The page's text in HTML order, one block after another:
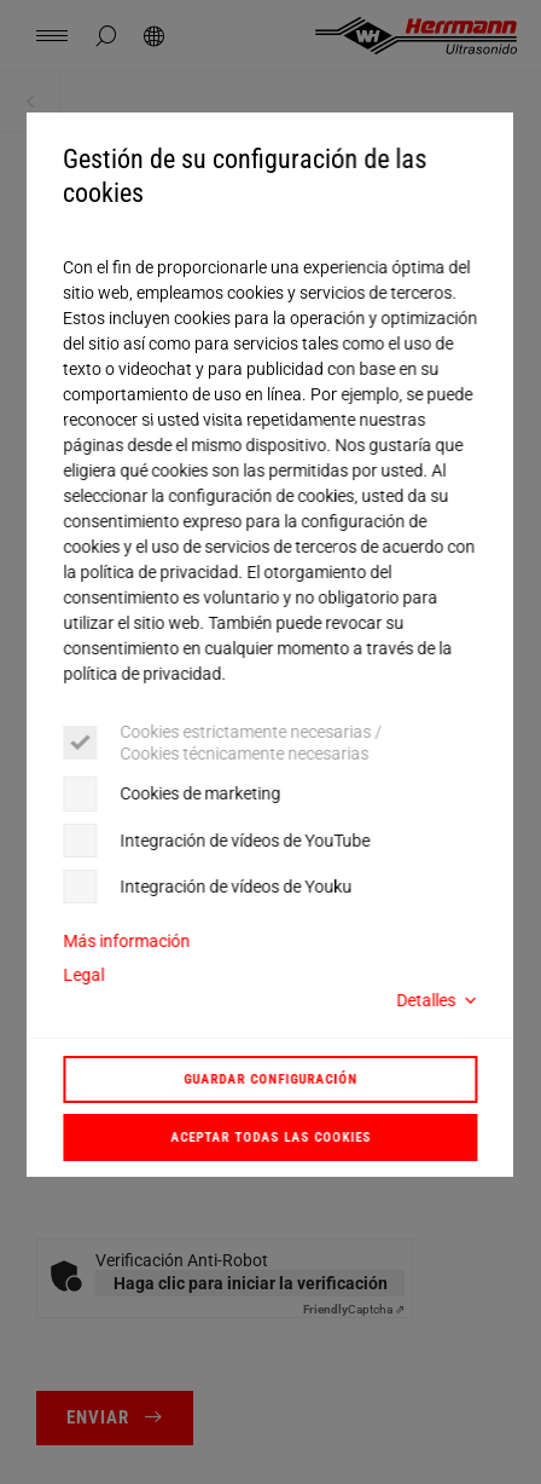
Gestión de su configuración de las
cookies
Con el fin de proporcionarle una experiencia óptima del
sitio web, empleamos cookies y servicios de terceros.
Estos incluyen cookies para la operación y optimización
del sitio así como para servicios tales como el uso de
texto o videochat y para publicidad con base en su
comportamiento de uso en línea. Por ejemplo, se puede
reconocer si usted visita repetidamente nuestras
páginas desde el mismo dispositivo. Nos gustaría que
eligiera qué cookies son las permitidas por usted. Al
seleccionar la configuración de cookies, usted da su
consentimiento expreso para la configuración de
cookies y el uso de servicios de terceros de acuerdo con
la política de privacidad. El otorgamiento del
consentimiento es voluntario y no obligatorio para
utilizar el sitio web. También puede revocar su
consentimiento en cualquier momento a través de la
política de privacidad.
Cookies estrictamente necesarias /
Cookies técnicamente necesarias
Cookies de marketing
Integración de vídeos de YouTube
Integración de vídeos de Youku
Más información
Legal
Detalles
GUARDAR CONFIGURACIÓN
ACEPTAR TODAS LAS COOKIES
ocultar búsqueda de página
Herrmann Engineering
Soldadura con ultrasonido
Productos
Empresa
Servicio
China 中文 english
Hungary magyar
Japan
Descargas
Empresa
Nombre
Apellido
Correo electrónico*
Teléfono
Calle
Ciudad
País
que he facilitado voluntariamente puedan utilizarse
con el fin de enviarme por correo electrónico
información publicitaria sobre productos y servicios.
De este modo, obtendré acceso al archivo que he
el formulario, recibiré un correo electrónico en el que
enlace de confirmación (Double Opt-In). Tras esto,
recibiré el acceso al archivo de descarga solicitado. El
cualquier momento con efecto para el futuro, por
correo electrónico de contacto o enviando un mensaje
unsubscribe@herrmannultraschall.com
información:Política de privacidad.*
Verificación Anti-Robot
Haga clic para iniciar la verificación
FriendlyCaptcha ⇗
ENVIAR